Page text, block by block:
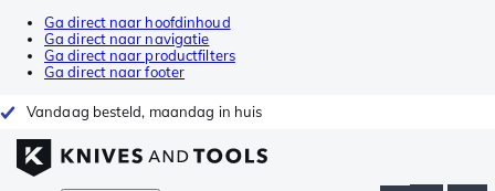
Ga direct naar hoofdinhoud
Ga direct naar navigatie
Ga direct naar productfilters
Ga direct naar footer
Vandaag besteld, maandag in huis